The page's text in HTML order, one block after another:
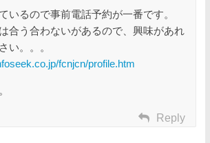
いるので事前電話予約が一番です。
合う合わないがあるので、興味があれ
い。。。
fcnjcn/profile.htm
Reply